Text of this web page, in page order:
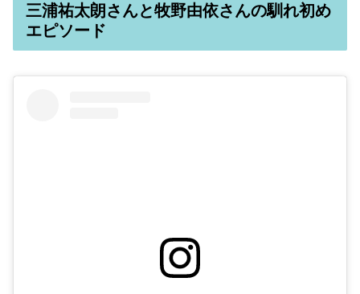
三浦祐太朗さんと牧野由依さんの馴れ初め
エピソード